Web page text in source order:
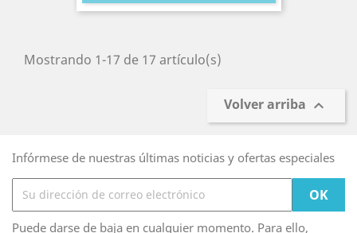
Mostrando 1-17 de 17 artículo(s)
Volver arriba 
Infórmese de nuestras últimas noticias y ofertas especiales
Puede darse de baja en cualquier momento. Para ello,